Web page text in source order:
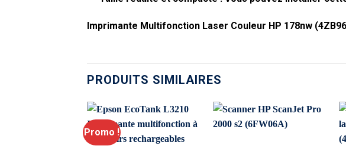
Imprimante Multifonction Laser Couleur HP 178nw
PRODUITS SIMILAIRES
Promo !